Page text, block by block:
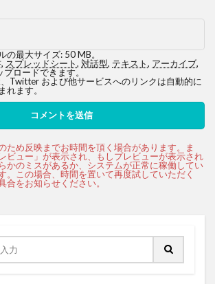
の最大サイズ: 50 MB。
, スプレッドシート, 対話型, テキスト, アーカイブ,
プロードできます。
Twitter および他サービスへのリンクは自動的に
れます。